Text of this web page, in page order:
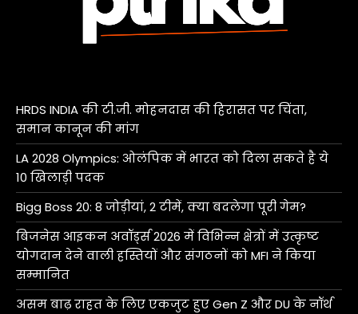
HRDS INDIA की टी.जी. मोहनदास की हिरासत पर चिंता,
समान कानून की मांग
LA 2028 Olympics: ओलंपिक में भारत को दिला सकते है ये
10 खिलाड़ी पदक
Bigg Boss 20: 8 जोड़ीयां, 2 टीमें, क्या बदलेगा पूरी गेम?
बिजनेस आइकन अवॉर्ड्स 2026 में विभिन्न क्षेत्रों में उत्कृष्ट
योगदान देने वाली हस्तियों और संगठनों को MFI ने किया
सम्मानित
असम बाढ़ राहत के लिए एकजुट हुए Gen Z और DU के नॉर्थ